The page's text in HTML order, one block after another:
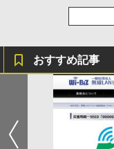
おすすめ記事